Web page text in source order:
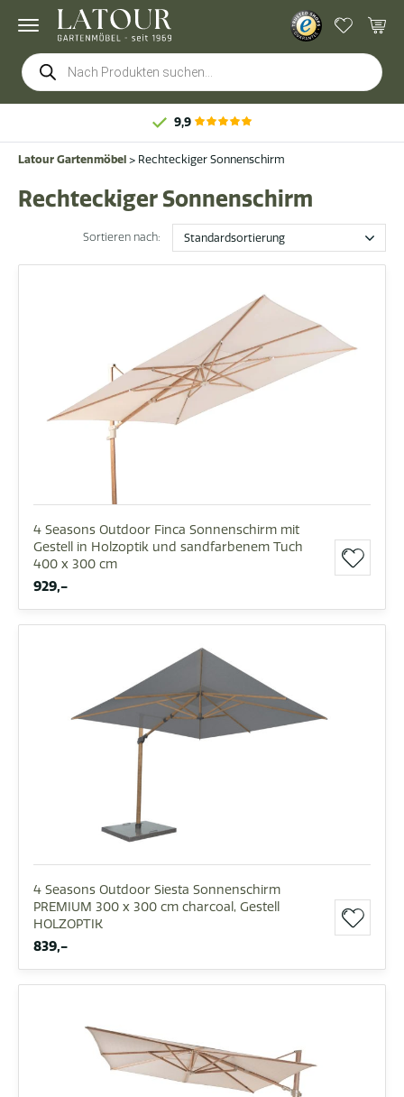
Products
search
9,9
Latour Gartenmöbel > Rechteckiger Sonnenschirm
Rechteckiger Sonnenschirm
Sortieren nach:
4 Seasons Outdoor Finca Sonnenschirm mit
Gestell in Holzoptik und sandfarbenem Tuch
400 x 300 cm
929,-
4 Seasons Outdoor Siesta Sonnenschirm
PREMIUM 300 x 300 cm charcoal, Gestell
HOLZOPTIK
839,-